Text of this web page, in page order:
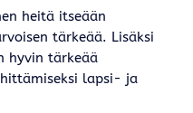
heitä itseään
tärkeää. Lisäksi
hyvin tärkeää
lapsi- ja